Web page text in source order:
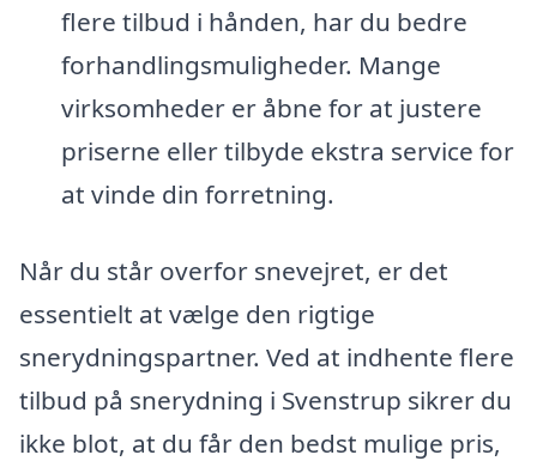
flere tilbud i hånden, har du bedre
forhandlingsmuligheder. Mange
virksomheder er åbne for at justere
priserne eller tilbyde ekstra service for
at vinde din forretning.
Når du står overfor snevejret, er det
essentielt at vælge den rigtige
snerydningspartner. Ved at indhente flere
tilbud på snerydning i Svenstrup sikrer du
ikke blot, at du får den bedst mulige pris,